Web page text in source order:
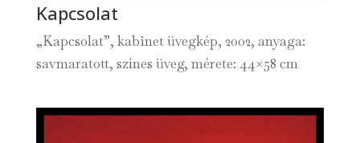
Kapcsolat
„Kapcsolat”, kabinet üvegkép, 2002, anyaga:
savmaratott, színes üveg, mérete: 44×58 cm